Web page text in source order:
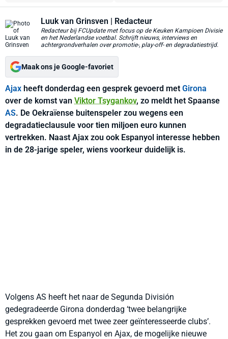
Luuk van Grinsven | Redacteur
Redacteur bij FCUpdate met focus op de Keuken Kampioen Divisie
en het Nederlandse voetbal. Schrijft nieuws, interviews en
achtergrondverhalen over promotie-, play-off- en degradatiestrijd.
Maak ons je Google-favoriet
Ajax heeft donderdag een gesprek gevoerd met Girona
over de komst van Viktor Tsygankov, zo meldt het Spaanse
AS. De Oekraïense buitenspeler zou wegens een
degradatieclausule voor tien miljoen euro kunnen
vertrekken. Naast Ajax zou ook Espanyol interesse hebben
in de 28-jarige speler, wiens voorkeur duidelijk is.
Volgens AS heeft het naar de Segunda División
gedegradeerde Girona donderdag ‘twee belangrijke
gesprekken gevoerd met twee zeer geïnteresseerde clubs’.
Het zou gaan om Espanyol en Ajax, de mogelijke nieuwe